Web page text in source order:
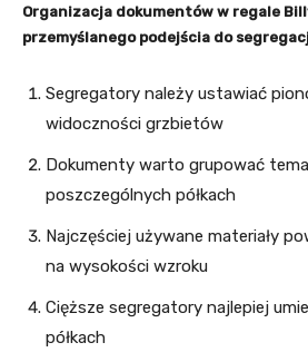
Organizacja dokumentów w regale
przemyślanego podejścia do
Segregatory należy ustawiać
widoczności grzbietów
Dokumenty warto grupować
poszczególnych półkach
Najczęściej używane materiały
na wysokości wzroku
Cięższe segregatory najlepiej
półkach